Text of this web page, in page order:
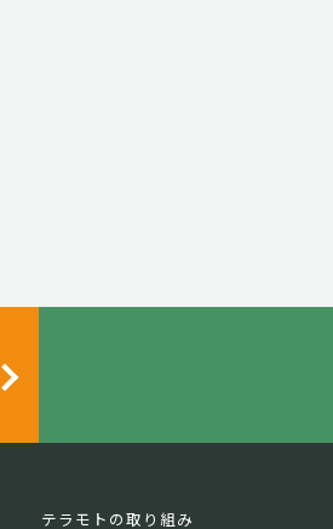
テラモトの取り組み